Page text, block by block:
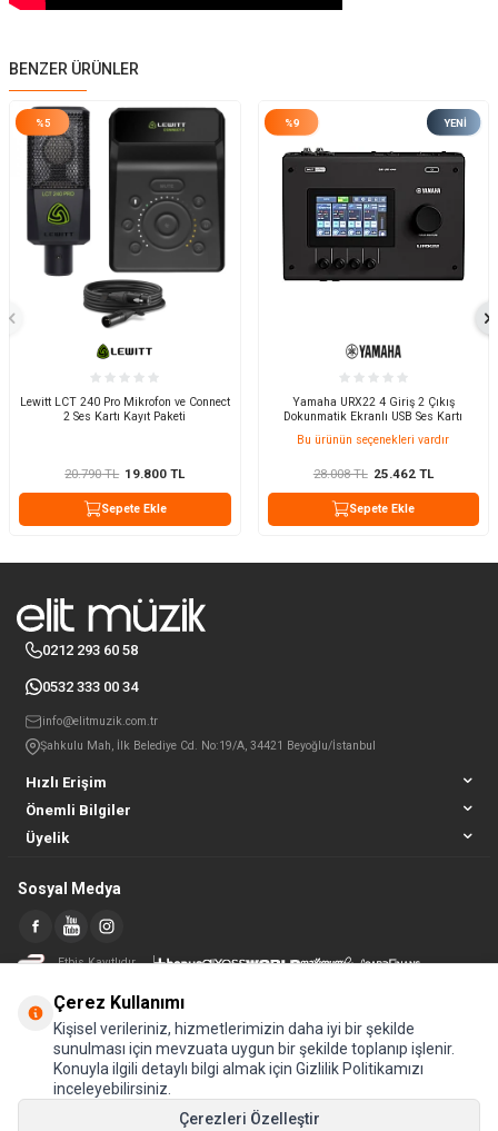
BENZER ÜRÜNLER
%5
Lewitt LCT 240 Pro Mikrofon ve Connect
2 Ses Kartı Kayıt Paketi
20.790TL 19.800 TL
Sepete Ekle
%9 YENI
Yamaha URX22 4 Giriş 2 Çıkış
Dokunmatik Ekranlı USB Ses Kartı
Bu ürünün seçenekleri vardır
28.008TL 25.462TL
Sepete Ekle
Hızlı Erişim
Önemli Bilgiler
Üyelik
0212 293 60 58
0532 333 00 34
info@elitmuzik.com.tr
Şahkulu Mah, İlk Belediye Cd. No:19/A, 34421 Beyoğlu/İstanbul
Sosyal Medya
Etbis Kayıtlıdır
Çerez Kullanımı
Kişisel verileriniz, hizmetlerimizin daha iyi bir şekilde
sunulması için mevzuata uygun bir şekilde toplanıp işlenir.
Konuyla ilgili detaylı bilgi almak için Gizlilik Politikamızı
inceleyebilirsiniz.
Çerezleri Özelleştir